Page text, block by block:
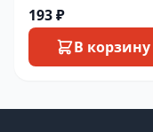
193 ₽
В корзину